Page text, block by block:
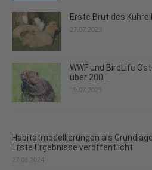
Erste Brut des
27.07.2023
WWF und BirdLife
über 200...
19.07.2023
Habitatmodellierungen als
Erste Ergebnisse veröffentlicht
27.08.2024